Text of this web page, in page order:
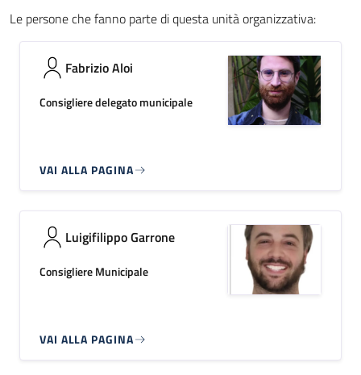
Le persone che fanno parte di questa unità organizzativa:
Fabrizio Aloi
Consigliere delegato municipale
VAI ALLA PAGINA
Luigifilippo Garrone
Consigliere Municipale
VAI ALLA PAGINA